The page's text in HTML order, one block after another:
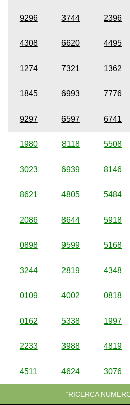
9296 3744 2396
4308 6620 4495
1274 7321 1362
1845 6993 7776
9297 6597 6741
1980 8118 5508
3023 6939 8146
8621 4805 5484
2086 8644 5918
0898 9599 5168
3244 2819 4348
0109 4002 0818
0162 5338 1997
2233 3988 4819
4511 4624 3076
“RICERCA